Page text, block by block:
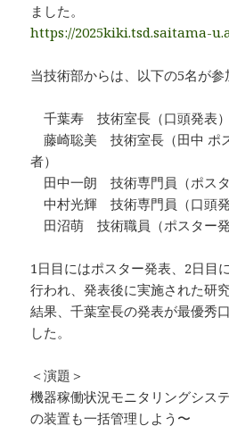
ました。
https://2025kiki.tsd.saitama-
当技術部からは、以下の5名が参
千葉寿 技術室長（口頭発表）
藤崎聡美 技術室長（田中 ポ
者）
田中一朗 技術専門員（ポスタ
中村光輝 技術専門員（口頭発
田沼萌 技術職員（ポスター発
1日目にはポスター発表、2日目
行われ、発表後に実施された研
結果、千葉室長の発表が最優秀
した。
＜演題＞
機器稼働状況モニタリングシス
の装置も一括管理しよう〜